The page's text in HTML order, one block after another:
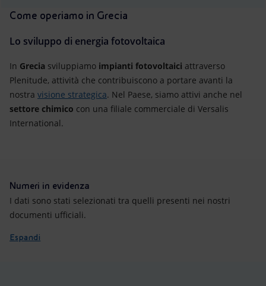
Come operiamo in Grecia
Lo sviluppo di energia fotovoltaica
In Grecia sviluppiamo impianti fotovoltaici attraverso
Plenitude, attività che contribuiscono a portare avanti la
nostra visione strategica. Nel Paese, siamo attivi anche nel
settore chimico con una filiale commerciale di Versalis
International.
Numeri in evidenza
I dati sono stati selezionati tra quelli presenti nei nostri
documenti ufficiali.
Espandi